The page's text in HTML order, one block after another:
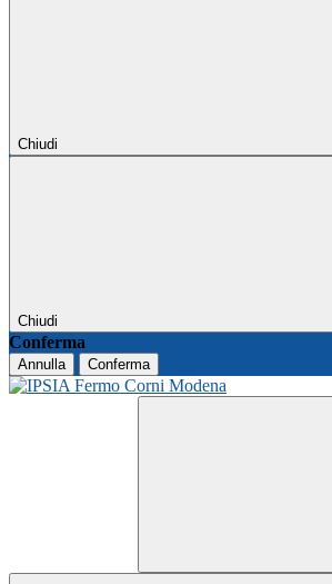
Chiudi
Chiudi
Conferma
Annulla Conferma